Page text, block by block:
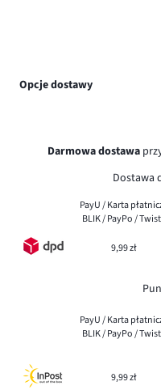
Opcje dostawy
Darmowa dostawa
Dostawa
PayU / Karta
BLIK / PayPo /
9,99 zł
PayU / Karta
BLIK / PayPo /
9,99 zł